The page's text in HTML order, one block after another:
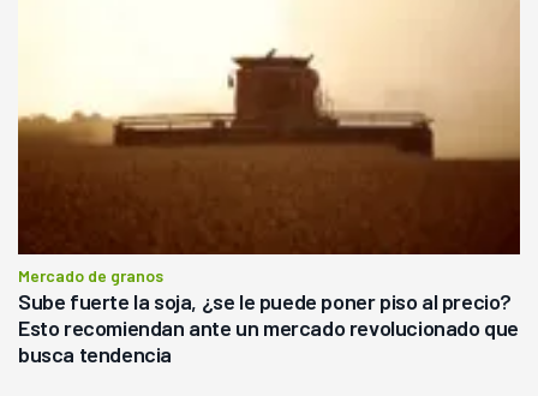
Mercado de granos
Sube fuerte la soja, ¿se le puede poner piso al precio?
Esto recomiendan ante un mercado revolucionado que
busca tendencia